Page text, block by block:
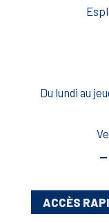
Du lundi au
—
ACCÈS